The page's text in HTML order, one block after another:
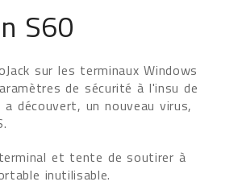
S60
sur les terminaux Windows
de sécurité à l'insu de
découvert, un nouveau virus,
et tente de soutirer à
inutilisable.